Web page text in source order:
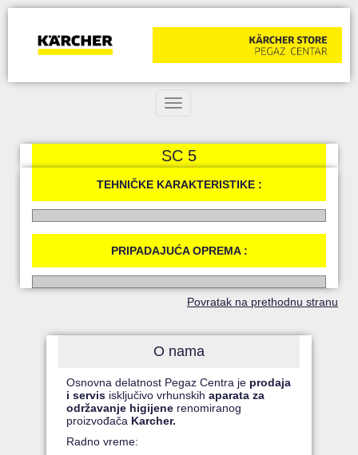
Toggle navigation
SC 5
TEHNIČKE KARAKTERISTIKE :
PRIPADAJUĆA OPREMA :
Povratak na prethodnu stranu
O nama
Osnovna delatnost Pegaz Centra je prodaja
i servis isključivo vrhunskihaparata za
održavanje higijene renomiranog
proizvođača Karcher.
Radno vreme: